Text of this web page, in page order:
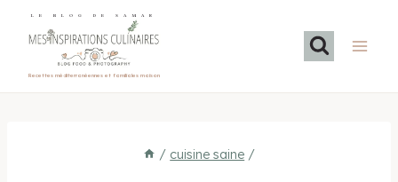
LE BLOG DE SAMAR
Recettes méditerranéennes et familiales maison
/ cuisine saine /